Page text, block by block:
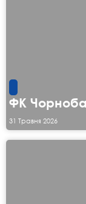
ФК
31 Травня 2026